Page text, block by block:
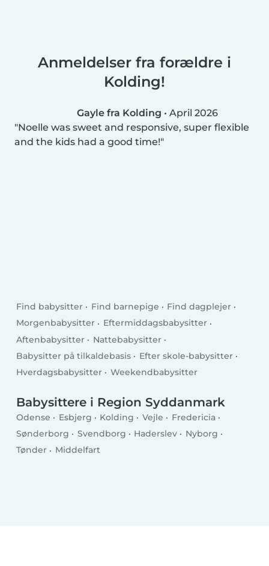
Anmeldelser fra forældre i
Kolding!
Gayle fra Kolding • April 2026
Noelle was sweet and responsive, super flexible
and the kids had a good time!
Find babysitter Find barnepige
Find dagplejer
Morgenbabysitter
Eftermiddagsbabysitter
Aftenbabysitter
Nattebabysitter
Babysitter på tilkaldebasis
Efter skole-babysitter
Hverdagsbabysitter
Weekendbabysitter
Babysittere i Region Syddanmark
Odense Esbjerg Kolding Vejle
Fredericia
Sønderborg
Svendborg Haderslev
Nyborg
Tønder
Middelfart